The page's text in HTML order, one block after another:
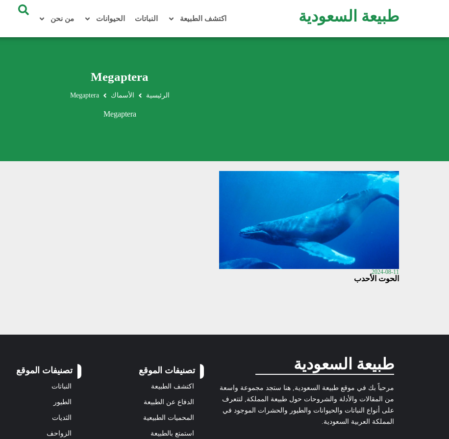
طبيعة السعودية اكتشف الطبيعة النباتات الحيوانات من نحن
Megaptera
الرئيسية الأسماك Megaptera
Megaptera
2024-08-11
الحوت الأحدب
طبيعة السعودية
مرحباً بك في موقع طبيعة السعودية, هنا ستجد مجموعة واسعة
من المقالات والأدلة والشروحات حول طبيعة المملكة, لتتعرف
على أنواع النباتات والحيوانات والطيور والحشرات الموجود في
المملكة العربية السعودية.
تصنيفات الموقع
اكتشف الطبيعة
الدفاع عن الطبيعة
المحميات الطبيعية
استمتع بالطبيعة
تصنيفات الموقع
النباتات
الطيور
الثديات
الزواحف